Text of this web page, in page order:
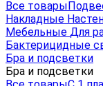
Все товары
Накладные
Мебельные Для
Бактерицидные
Бра и подсветки
Бра и подсветки